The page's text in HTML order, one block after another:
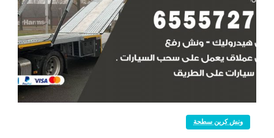
ونش كرين سطحة